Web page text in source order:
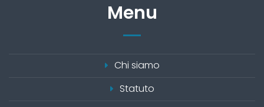
Menu
Chi siamo
Statuto